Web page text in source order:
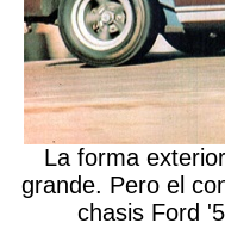
La forma
grande. Pero el
chasis Ford